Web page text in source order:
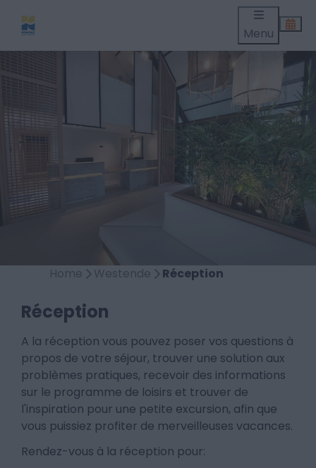
Menu
Home Westende Réception
Réception
A la réception vous pouvez poser vos questions à
propos de votre séjour, trouver une solution aux
problèmes pratiques, recevoir des informations
sur le programme de loisirs et trouver de
l'inspiration pour une petite excursion, afin que
vous puissiez profiter de merveilleuses vacances.
Rendez-vous à la réception pour: